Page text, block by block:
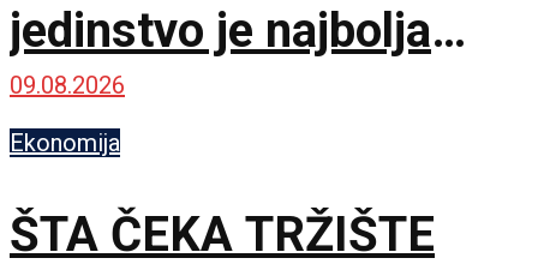
jedinstvo je najbolja
garancija
09.08.2026
Ekonomija
ŠTA ČEKA TRŽIŠTE